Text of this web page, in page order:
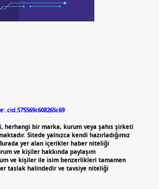
herhangi bir marka, kurum veya şahıs şirketi
Sitede yalnızca kendi hazırladığımız
yer alan içerikler haber niteliği
ve kişiler hakkında paylaşım
ve kişiler ile isim benzerlikleri tamamen
taslak halindedir ve tavsiye niteliği